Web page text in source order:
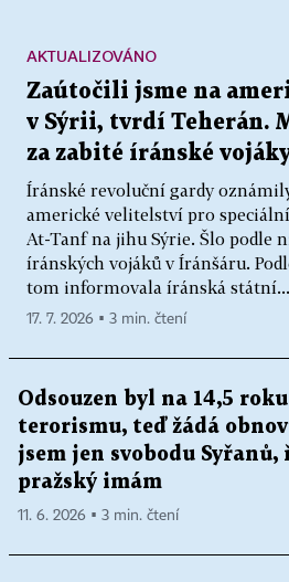
Zaútočili jsme na
v Sýrii, tvrdí Teherán.
za zabité íránské
Íránské revoluční gardy
americké velitelství pro
At-Tanf na jihu Sýrie. Šlo podle
íránských vojáků v Íránšáru.
tom informovala íránská státní...
AKTUALIZOVÁNO
17. 7. 2026 ▪ 3 min. čtení
Odsouzen byl na 14,5
terorismu, teď žádá
jsem jen svobodu Syřanů,
pražský imám
11. 6. 2026 ▪ 3 min. čtení